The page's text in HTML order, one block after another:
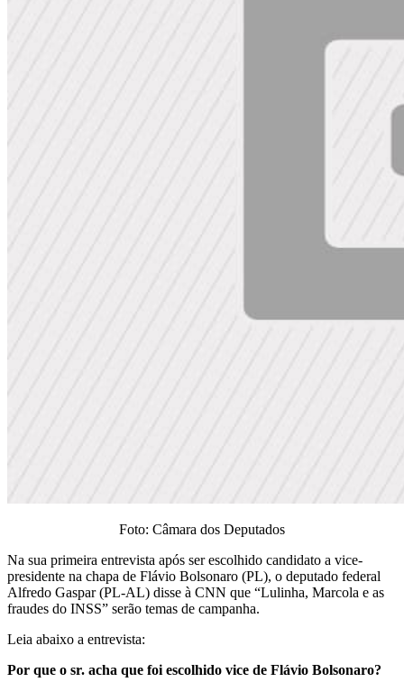
Foto: Câmara dos Deputados
Na sua primeira entrevista após ser escolhido candidato a vice-
presidente na chapa de Flávio Bolsonaro (PL), o deputado federal
Alfredo Gaspar (PL-AL) disse à CNN que “Lulinha, Marcola e as
fraudes do INSS” serão temas de campanha.
Leia abaixo a entrevista:
Por que o sr. acha que foi escolhido vice de Flávio Bolsonaro?